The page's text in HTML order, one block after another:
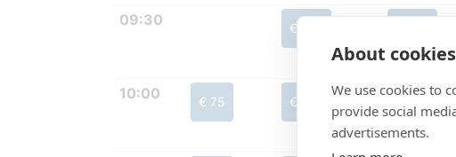
09:30
€ 100
10:00 € 75 € 100
About
We use cookies to
provide social
advertisements.